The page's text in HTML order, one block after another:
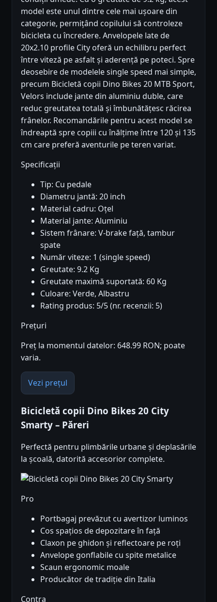
model este unul dintre cele mai ușoare din
categorie, permițând copilului să controleze
bicicleta cu încredere. Anvelopele late de
20x2.10 profile City oferă un echilibru perfect
între viteză pe asfalt și aderență pe poteci. Spre
deosebire de modelele single speed mai simple,
precum Bicicletă copii Dino Bikes 20 MTB Sport,
Velors include jante din aluminiu duble, care
reduc greutatea totală și îmbunătățesc răcirea
frânelor. Recomandările pentru acest model se
îndreaptă spre copiii cu înălțime între 120 și 135
cm care preferă aventurile pe teren variat.
Specificații
Tip: Cu pedale
Diametru jantă: 20 inch
Material cadru: Oțel
Material jante: Aluminiu
Sistem frânare: V-brake față, tambur
spate
Număr viteze: 1 (single speed)
Greutate: 9.2 Kg
Greutate maximă suportată: 60 Kg
Culoare: Verde, Albastru
Rating produs: 5/5 (nr. recenzii: 5)
Prețuri
Preț la momentul datelor: 648.99 RON; poate
varia.
Vezi prețul
Bicicletă copii Dino Bikes 20 City
Smarty – Păreri
Perfectă pentru plimbările urbane și deplasările
la școală, datorită accesorior complete.
Pro
Portbagaj prevăzut cu avertizor luminos
Cos spațios de depozitare în față
Claxon pe ghidon și reflectoare pe roți
Anvelope gonflabile cu spite metalice
Scaun ergonomic moale
Producător de tradiție din Italia
Contra